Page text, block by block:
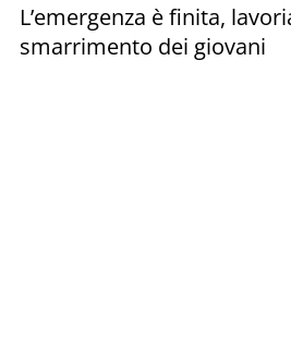
L’emergenza è finita,
smarrimento dei giovani